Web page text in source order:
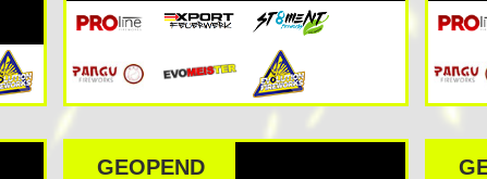
GEOPEND